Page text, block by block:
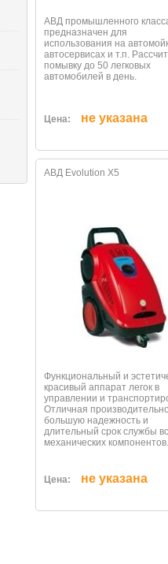
АВД промышленного
предназначен для
использования на
автосервисах и т.п.
помывку до 50 легковых
автомобилей в день.
Цена: не указана
АВД Evolution X5
Функциональный и
красивый аппарат легок в
управлении и
Отличная
большую надежность и
длительный срок службы
механических
Цена: не указана